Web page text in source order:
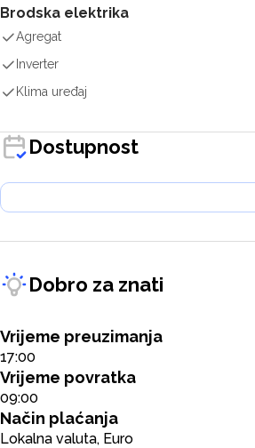
Brodska elektrika
Agregat
Inverter
Klima uređaj
Dostupnost
Dobro za znati
Vrijeme preuzimanja
17:00
Vrijeme povratka
09:00
Način plaćanja
Lokalna valuta, Euro